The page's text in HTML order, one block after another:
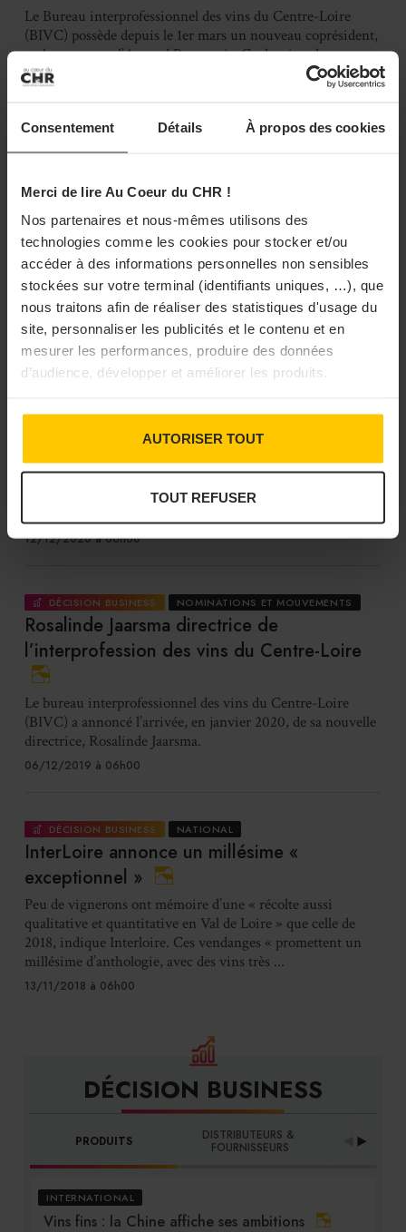
Consentement Détails À propos des cookies
Merci de lire Au Coeur du CHR !
Nos partenaires et nous-mêmes utilisons des
technologies comme les cookies pour stocker et/ou
accéder à des informations personnelles non sensibles
stockées sur votre terminal (identifiants uniques, …), que
nous traitons afin de réaliser des statistiques d'usage du
site, personnaliser les publicités et le contenu et en
mesurer les performances, produire des données
d’audience, développer et améliorer les produits.
AUTORISER TOUT
TOUT REFUSER
Le Bureau interprofessionnel des vins du Centre-Loire
(BIVC) possède depuis le 1er mars un nouveau coprésident,
en la personne d’Arnaud Bourgeois. Ce dernier, du
domaine Famille Bourgeois, remplace Anne Clément.
Durant son mandat de 18 ...
Les vins du Centre-Loire rebondissent à
l’export
Les vins du Centre-Loire ont renoué avec leur dynamique
de croissance au premier semestre avec une augmentation
des ventes de 36% sur les six premiers mois de 2021 par
rapport à l’an passé mais surtout de ...
13/09/2021 à 06h00
l’interprofession des Vins du Centre
Édouard Mognetti, 33 ans, a pris les fonctions de directeur
de l’interprofession des vins du Centre-Loire en novembre
12/12/2020 à 06h00
DÉCISION BUSINESS NOMINATIONS ET MOUVEMENTS
Rosalinde Jaarsma directrice de
l’interprofession des vins du Centre-Loire
Le bureau interprofessionnel des vins du Centre-Loire
(BIVC) a annoncé l’arrivée, en janvier 2020, de sa nouvelle
directrice, Rosalinde Jaarsma.
06/12/2019 à 06h00
DÉCISION BUSINESS NATIONAL
InterLoire annonce un millésime «
exceptionnel »
Peu de vignerons ont mémoire d’une « récolte aussi
qualitative et quantitative en Val de Loire » que celle de
2018, indique Interloire. Ces vendanges « promettent un
millésime d’anthologie, avec des vins très ...
13/11/2018 à 06h00
DÉCISION BUSINESS
PRODUITS DISTRIBUTEURS &
FOURNISSEURS
INTERNATIONAL
Vins fins : la Chine affiche ses ambitions